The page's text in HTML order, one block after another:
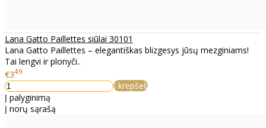
Lana Gatto Paillettes siūlai 30101
Lana Gatto Paillettes – elegantiškas blizgesys jūsų mezginiams!
Tai lengvi ir plonyči..
€349
Į krepšelį
Į palyginimą
Į norų sąrašą